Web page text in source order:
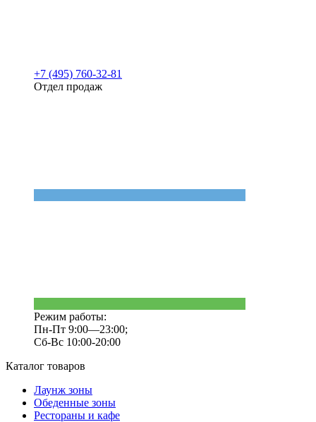
+7 (495) 760-32-81
Отдел продаж
Режим работы:
Пн-Пт 9:00—23:00;
Сб-Вс 10:00-20:00
Каталог товаров
Лаунж зоны
Обеденные зоны
Рестораны и кафе